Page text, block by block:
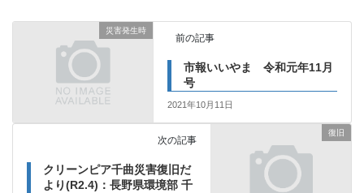
災害発生時
前の記事
市報いいやま 令和元年11月
号
2021年10月11日
復旧
次の記事
クリーンピア千曲災害復旧だ
より(R2.4)：長野県環境部 千